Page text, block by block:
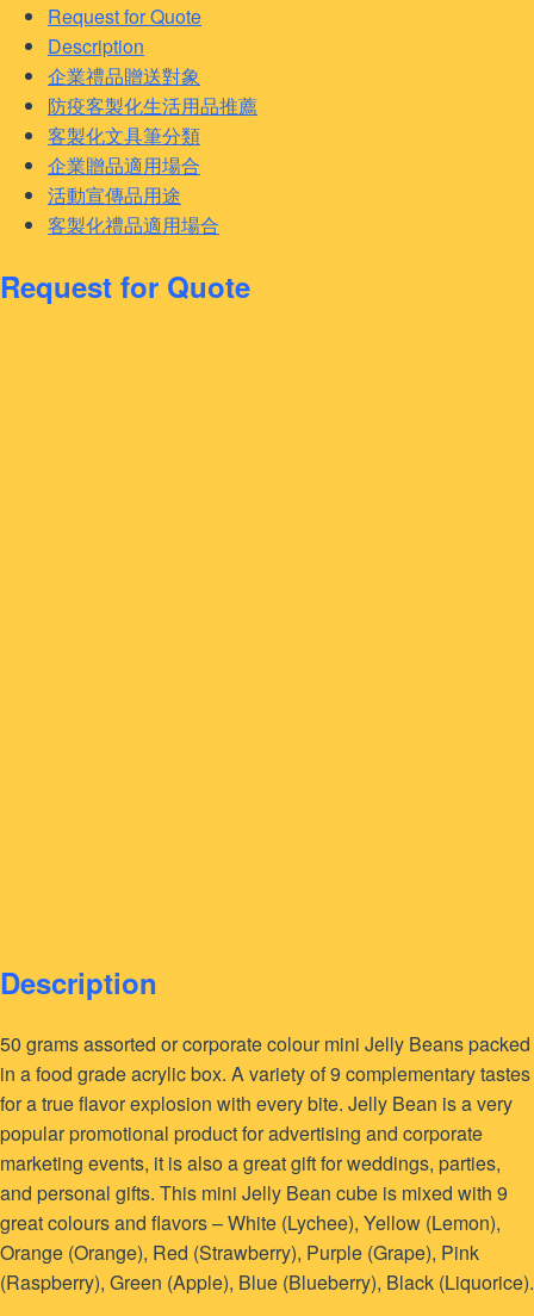
Request for Quote
Description
企業禮品贈送對象
防疫客製化生活用品推薦
客製化文具筆分類
企業贈品適用場合
活動宣傳品用途
客製化禮品適用場合
Request for Quote
Description
50 grams assorted or corporate colour mini Jelly Beans packed
in a food grade acrylic box. A variety of 9 complementary tastes
for a true flavor explosion with every bite. Jelly Bean is a very
popular promotional product for advertising and corporate
marketing events, it is also a great gift for weddings, parties,
and personal gifts. This mini Jelly Bean cube is mixed with 9
great colours and flavors – White (Lychee), Yellow (Lemon),
Orange (Orange), Red (Strawberry), Purple (Grape), Pink
(Raspberry), Green (Apple), Blue (Blueberry), Black (Liquorice).